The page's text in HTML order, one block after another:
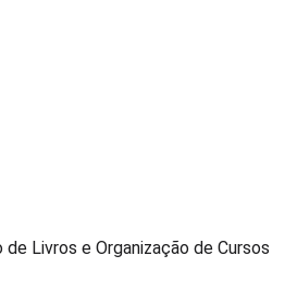
Livros e Organização de Cursos